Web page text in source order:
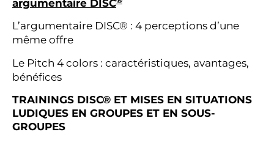
argumentaire DISC
L’argumentaire DISC® : 4 perceptions d’une
même offre
Le Pitch 4 colors : caractéristiques, avantages,
bénéfices
TRAININGS DISC® ET MISES EN SITUATIONS
LUDIQUES EN GROUPES ET EN SOUS-
GROUPES